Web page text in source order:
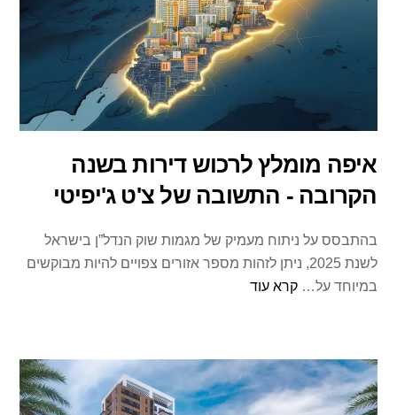
איפה מומלץ לרכוש דירות בשנה
הקרובה - התשובה של צ'ט ג'יפיטי
בהתבסס על ניתוח מעמיק של מגמות שוק הנדל”ן בישראל
לשנת 2025, ניתן לזהות מספר אזורים צפויים להיות מבוקשים
במיוחד על…קרא עוד